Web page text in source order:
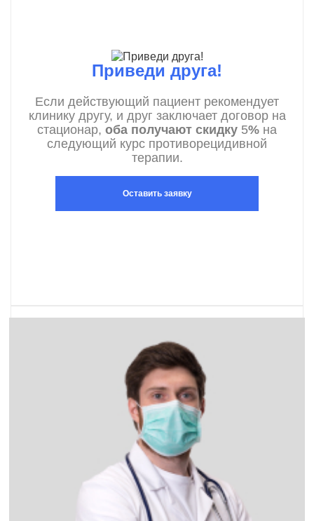
Приведи друга!
Если действующий пациент рекомендует
клинику другу, и друг заключает договор на
стационар, оба получают скидку 5% на
следующий курс противорецидивной
терапии.
Оставить заявку